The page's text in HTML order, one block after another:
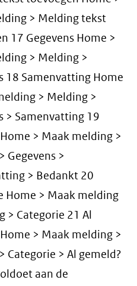
> Melding tekst
17 Gegevens Home >
> Melding >
18 Samenvatting Home
> Melding >
> Samenvatting 19
> Maak melding >
Gegevens >
> Bedankt 20
Home > Maak melding
> Categorie 21 Al
> Maak melding >
Categorie > Al gemeld?
aan de